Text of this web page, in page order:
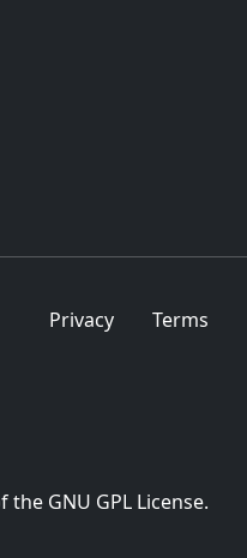
Privacy Terms
GNU GPL License.